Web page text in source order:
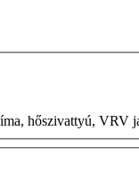
hőszivattyú, VRV